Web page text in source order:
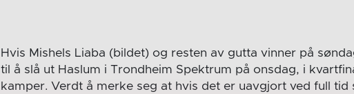
Hvis Mishels Liaba (bildet) og resten av gutta vinner på
til å slå ut Haslum i Trondheim Spektrum på onsdag, i
kamper. Verdt å merke seg at hvis det er uavgjort ved full